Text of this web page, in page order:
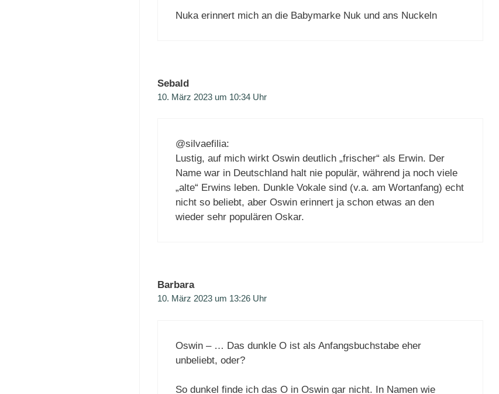
Nuka erinnert mich an die Babymarke Nuk und ans Nuckeln
Sebald
10. März 2023 um 10:34 Uhr
@silvaefilia:
Lustig, auf mich wirkt Oswin deutlich „frischer“ als Erwin. Der
Name war in Deutschland halt nie populär, während ja noch viele
„alte“ Erwins leben. Dunkle Vokale sind (v.a. am Wortanfang) echt
nicht so beliebt, aber Oswin erinnert ja schon etwas an den
wieder sehr populären Oskar.
Barbara
10. März 2023 um 13:26 Uhr
Oswin – … Das dunkle O ist als Anfangsbuchstabe eher
unbeliebt, oder?
So dunkel finde ich das O in Oswin gar nicht. In Namen wie